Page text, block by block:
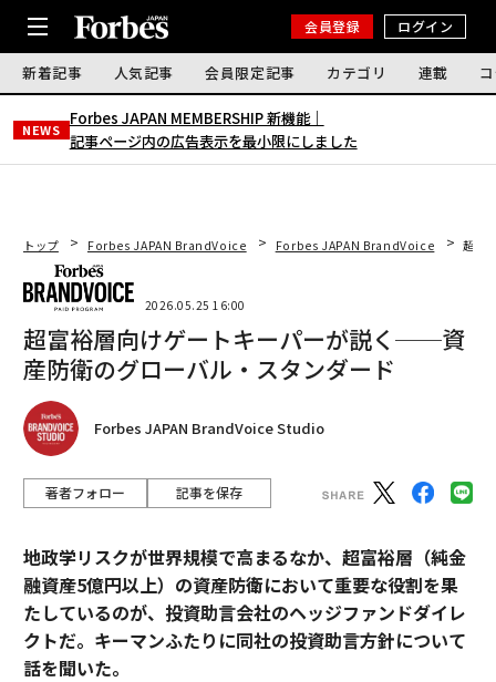
会員登録 ログイン
新着記事 人気記事 会員限定記事 カテゴリ 連載
NEWS
Forbes JAPAN MEMBERSHIP 新機能｜
記事ページ内の広告表示を最小限にしました
トップ Forbes JAPAN BrandVoice Forbes JAPAN BrandVoice 超富
2026.05.25 16:00
超富裕層向けゲートキーパーが説く──資
産防衛のグローバル・スタンダード
Forbes JAPAN BrandVoice Studio
著者フォロー 記事を保存
地政学リスクが世界規模で高まるなか、超富裕層（純金
融資産5億円以上）の資産防衛において重要な役割を果
たしているのが、投資助言会社のヘッジファンドダイレ
クトだ。キーマンふたりに同社の投資助言方針について
話を聞いた。